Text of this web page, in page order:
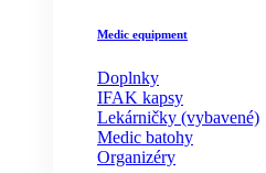
Medic equipment
Doplnky
IFAK kapsy
Lekárničky (vybavené)
Medic batohy
Organizéry